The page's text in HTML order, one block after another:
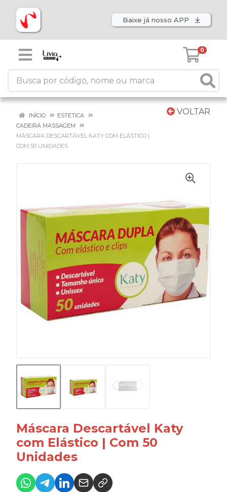
Baixe já nosso APP
0
VOLTAR
INÍCIO
ESTETICA
CADEIRA MASSAGEM
MÁSCARA DESCARTÁVEL KATY COM ELÁSTICO |
COM 50 UNIDADES
Máscara Descartável Katy
com Elástico | Com 50
Unidades